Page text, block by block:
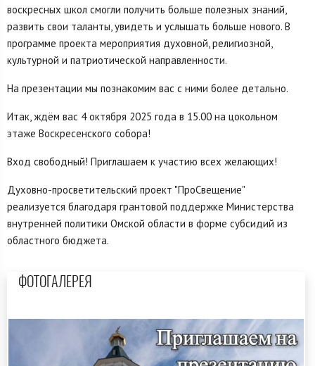
воскресных школ смогли получить больше полезных знаний,
развить свои таланты, увидеть и услышать больше нового. В
программе проекта мероприятия духовной, религиозной,
культурной и патриотической направленности.
На презентации мы познакомим вас с ними более детально.
Итак, ждём вас 4 октября 2025 года в 15.00 на цокольном
этаже Воскресенского собора!
Вход свободный! Приглашаем к участию всех желающих!
Духовно-просветительский проект "ПроСвещение"
реализуется благодаря грантовой поддержке Министерства
внутренней политики Омской области в форме субсидий из
областного бюджета.
ФОТОГАЛЕРЕЯ